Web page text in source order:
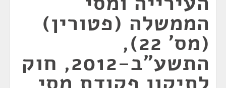
הממשלה (פטורין)
(מס' 22),
התשע"ב-2012, חוק